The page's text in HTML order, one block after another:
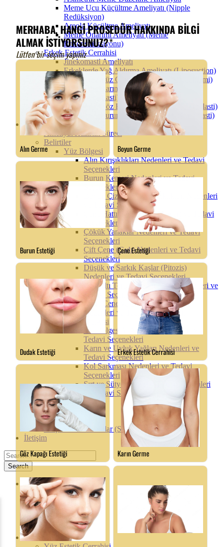
Meme Ucu Küçültme Ameliyatı (Nipple
Redüksiyon)
Areola Küçültme Ameliyatı
Meme Onarımı Ameliyatı (Meme
Rekonstrüksiyonu)
Erkek Estetik Cerrahisi
Jinekomasti Ameliyatı
Erkeklerde Yağ Aldırma Ameliyatı (Liposuction)
Erkeklerde Yüz Germe Ameliyatı (Ritidektomi)
Erkeklerde Karın Germe Ameliyatı
(Abdominoplasti)
Erkeklerde Göz Kapağı Ameliyatı (Blefaroplasti)
Erkeklerde Burun Estetik Ameliyatı (Rinoplasti)
Hasta Merkezi
Ameliyat Hazırlık Süreci
Belirtiler
Yüz Bölgesi
Alın Kırışıklıkları Nedenleri ve Tedavi
Seçenekleri
Burun Kemeri Nedenleri ve Tedavi
Seçenekleri
Boyun Çizgileri ve Kırışıklıkları Nedenleri
ve Tedavi Seçenekleri
Çene Hattı Sarkması Nedenleri ve Tedavi
Seçenekleri
Çökük Yanaklar Nedenleri ve Tedavi
Seçenekleri
Çift Çene (Gıdı) Nedenleri ve Tedavi
Seçenekleri
Düşük ve Sarkık Kaşlar (Pitozis)
Nedenleri ve Tedavi Seçenekleri
Göz Altı Torba ve Morlukları Nedenleri ve
Tedavi Seçenekleri
Zayıf Çene ve Belirsiz Çene Hattı
Nedenleri ve Tedavi Seçenekleri
Vücut Bölgesi
Bel Bölgesi Yağlanması Nedenleri ve
Tedavi Seçenekleri
Karın ve Uyluk Yağları Nedenleri ve
Tedavi Seçenekleri
Kol Sarkması Nedenleri ve Tedavi
Seçenekleri
Sırt ve Sütyen Bölgesi Yağları Nedenleri
ve Tedavi Seçenekleri
Hasta Hikayeleri
Fiyat Listesi
İyileşme Süreci
Sıkça Sorulan Sorular (SSS)
İletişim
Hakkında
Yaklaşım
Uzmanlıklar
Kurs ve Kongreler
TV Programları
Blog
Prosedürler